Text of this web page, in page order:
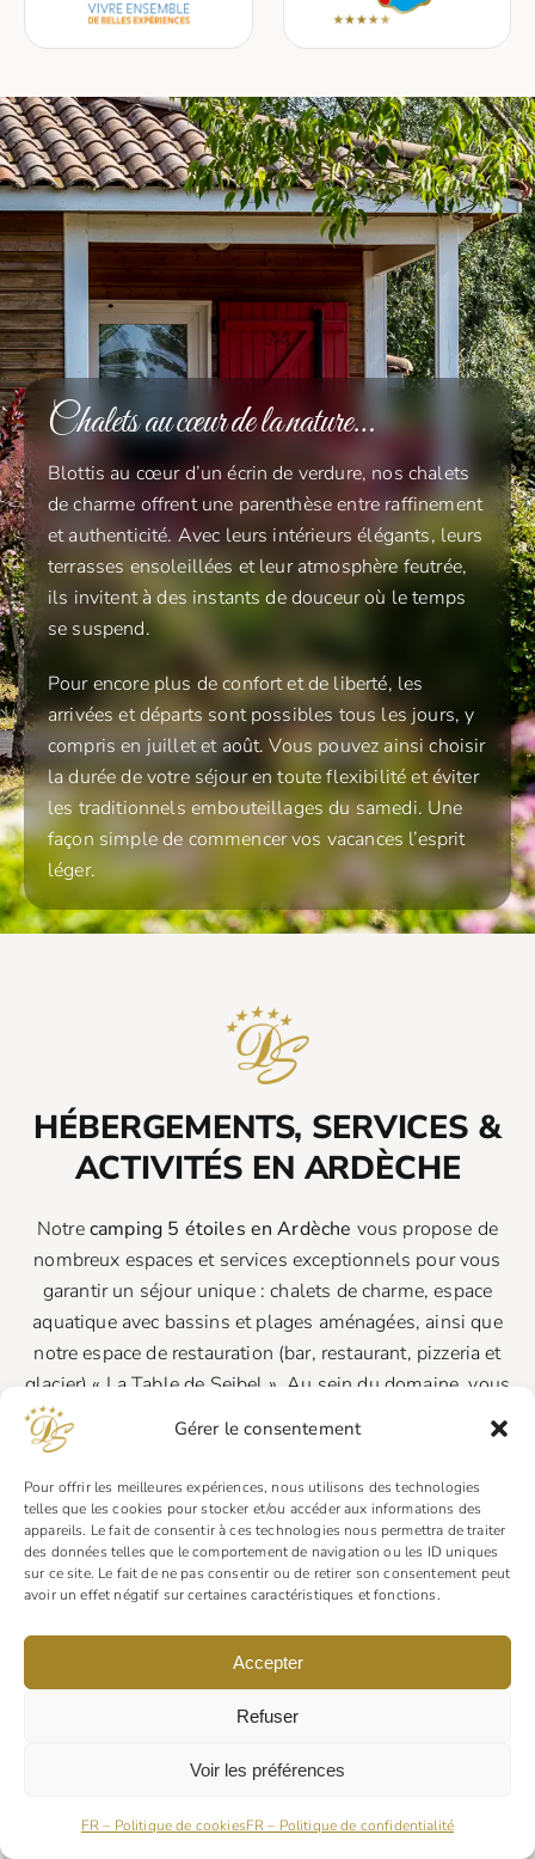
Gérer le consentement
Pour offrir les meilleures expériences, nous utilisons des technologies
telles que les cookies pour stocker et/ou accéder aux informations des
appareils. Le fait de consentir à ces technologies nous permettra de traiter
des données telles que le comportement de navigation ou les ID uniques
sur ce site. Le fait de ne pas consentir ou de retirer son consentement peut
avoir un effet négatif sur certaines caractéristiques et fonctions.
Accepter
Refuser
Voir les préférences
FR – Politique de cookiesFR – Politique de confidentialité
CAMPING 5 ÉTOILES ESPACE BIEN-ÊTRE
Chalets au cœur de la nature…
Blottis au cœur d’un écrin de verdure, nos chalets
de charme offrent une parenthèse entre raffinement
et authenticité. Avec leurs intérieurs élégants, leurs
terrasses ensoleillées et leur atmosphère feutrée,
ils invitent à des instants de douceur où le temps
se suspend.
Pour encore plus de confort et de liberté, les
arrivées et départs sont possibles tous les jours, y
compris en juillet et août. Vous pouvez ainsi choisir
la durée de votre séjour en toute flexibilité et éviter
les traditionnels embouteillages du samedi. Une
façon simple de commencer vos vacances l’esprit
léger.
HÉBERGEMENTS, SERVICES &
ACTIVITÉS EN ARDÈCHE
Notrecamping 5 étoiles en Ardèche vous propose de
nombreux espaces et services exceptionnels pour vous
garantir un séjour unique : chalets de charme, espace
aquatique avec bassins et plages aménagées, ainsi que
notre espace de restauration (bar, restaurant, pizzeria et
glacier) « La Table de Seibel ». Au sein du domaine, vous
trouverez une variété d’activités pour toute la famille,
telles que des aires de jeux, un bike park, un mini-golf,
un terrain de pétanque, des tables de ping-pong… Des
animations et activités pour petits et grands, organisées
et encadrées par nos équipes, vous sont proposées
chaque jour de l’été, vous garantissant une expérience
complète au cœur d’un environnement naturel préservé.
HISTOIRE
Un lieu chargé d’histoire, où chaque pierre raconte